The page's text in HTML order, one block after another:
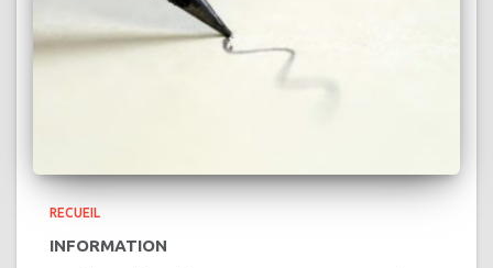
RECUEIL
INFORMATION